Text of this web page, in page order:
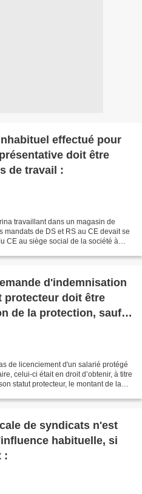
effectué pour
doit être
de travail :
travaillant dans un magasin de
mandats de DS et RS au CE devait se
CE au siège social de la société à
d'indemnisation
protecteur doit être
de la protection, sauf
de licenciement d'un salarié protégé
celui-ci était en droit d’obtenir, à titre
statut protecteur, le montant de la
de syndicats n'est
habituelle, si
: